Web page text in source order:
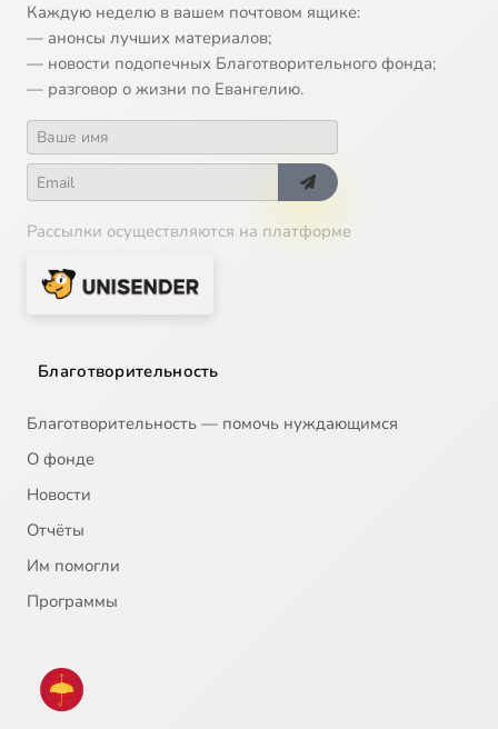
Каждую неделю в вашем почтовом ящике:
— анонсы лучших материалов;
— новости подопечных Благотворительного фонда;
— разговор о жизни по Евангелию.
Рассылки осуществляются на платформе
Благотворительность
Благотворительность — помочь нуждающимся
О фонде
Новости
Отчёты
Им помогли
Программы